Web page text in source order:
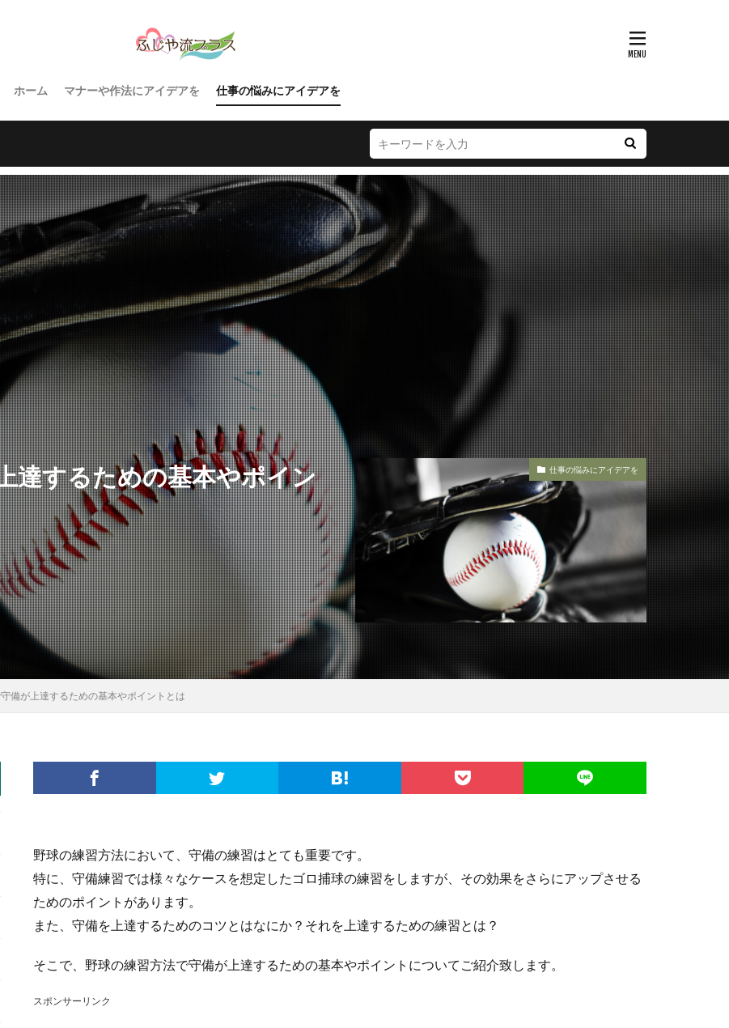
ホーム マナーや作法にアイデアを 仕事の悩みにアイデアを
達するための基本やポイン
仕事の悩みにアイデアを
備が上達するための基本やポイントとは
野球の練習方法において、守備の練習はとても重要です。
特に、守備練習では様々なケースを想定したゴロ捕球の練習をしますが、その効果をさらにアップさせる
ためのポイントがあります。
また、守備を上達するためのコツとはなにか？それを上達するための練習とは？
そこで、野球の練習方法で守備が上達するための基本やポイントについてご紹介致します。
スポンサーリンク